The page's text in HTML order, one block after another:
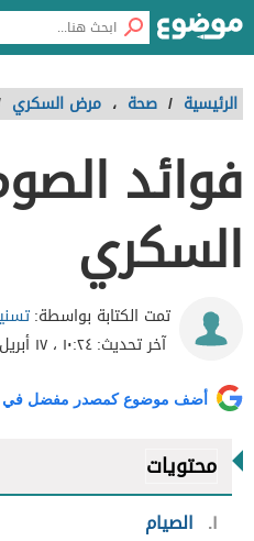
الرئيسية / صحة ، مرض السكري
فوائد
السكري
تمت الكتابة بواسطة:
آخر تحديث:١٠:٢٤ ، ١٧ أبريل ٢٠٢٢
أضف موضوع كمصدر مفضل
محتويات
١
الصيام